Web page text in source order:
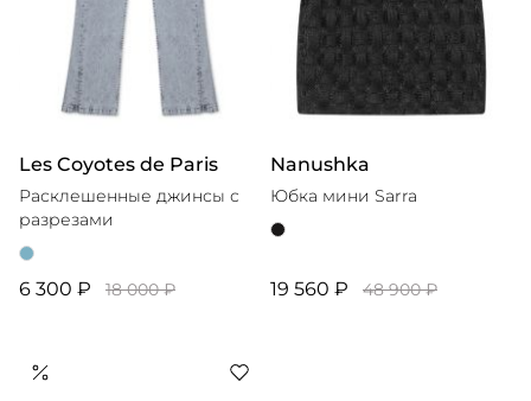
Les Coyotes de Paris
Расклешенные джинсы с
разрезами
6 300 ₽ 18 000 ₽
Nanushka
Юбка мини Sarra
19 560 ₽ 48 900 ₽